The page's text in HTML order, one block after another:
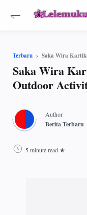
Terbaru
Saka Wira
Outdoor
5 minute read